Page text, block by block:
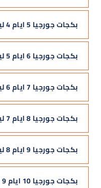
بكجات جورجيا 5 ايام 4 ليالي
بكجات جورجيا 6 ايام 5 ليالي
بكجات جورجيا 7 ايام 6 ليالي
بكجات جورجيا 8 ايام 7 ليالي
بكجات جورجيا 9 ايام 8 ليالي
بكجات جورجيا 10 ايام 9 ليالي